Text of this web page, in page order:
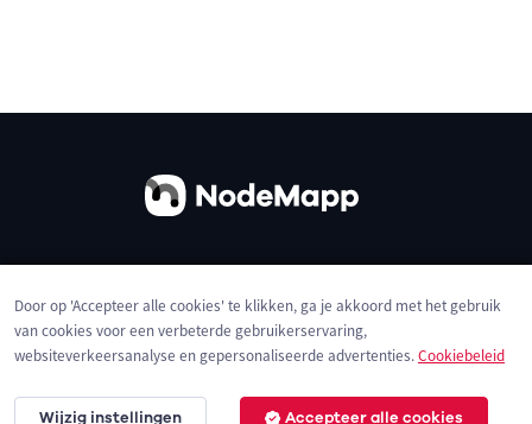
Privacybeleid Cookies
Door op 'Accepteer alle cookies' te klikken, ga je akkoord met het gebruik
van cookies voor een verbeterde gebruikerservaring,
websiteverkeersanalyse en gepersonaliseerde advertenties.Cookiebeleid
Wijzig instellingen Accepteer alle cookies